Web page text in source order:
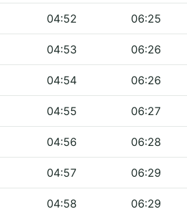
04:52 06:25
04:53 06:26
04:54 06:26
04:55 06:27
04:56 06:28
04:57 06:29
04:58 06:29